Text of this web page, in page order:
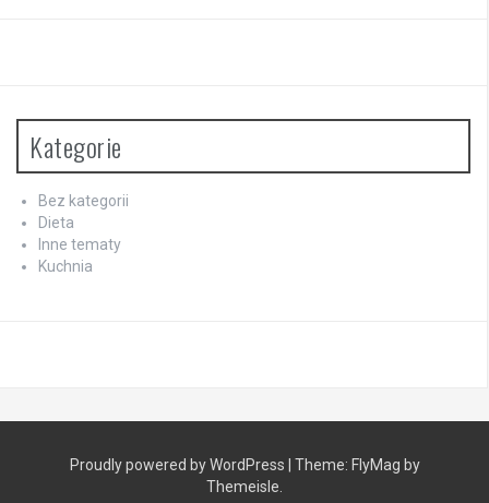
Kategorie
Bez kategorii
Dieta
Inne tematy
Kuchnia
Proudly powered by WordPress Theme: FlyMag by
Themeisle.